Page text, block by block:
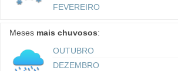
FEVEREIRO
Meses mais chuvosos:
OUTUBRO
DEZEMBRO